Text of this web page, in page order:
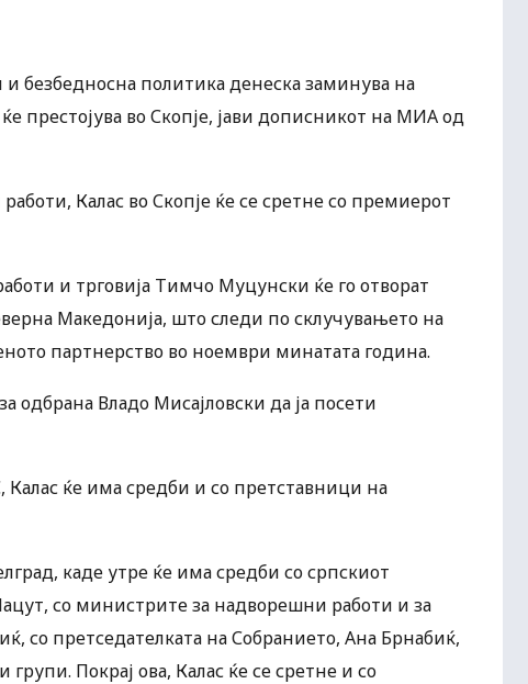
безбедносна политика денеска заминува на
престојува во Скопје, јави дописникот на МИА од
Калас во Скопје ќе се сретне со премиерот
и трговија Тимчо Муцунски ќе го отворат
Македонија, што следи по склучувањето на
партнерство во ноември минатата година.
Владо Мисајловски да ја посети
Калас ќе има средби и со претставници на
каде утре ќе има средби со српскиот
со министрите за надворешни работи и за
со претседателката на Собранието, Ана Брнабиќ,
Покрај ова, Калас ќе се сретне и со